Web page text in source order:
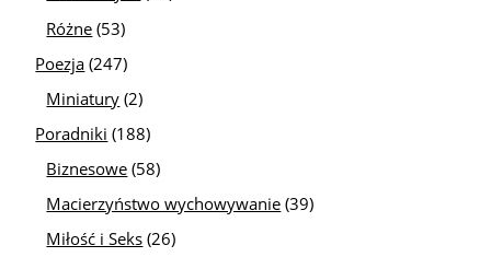
Różne (53)
Poezja (247)
Miniatury (2)
Poradniki (188)
Biznesowe (58)
Macierzyństwo wychowywanie (39)
Miłość i Seks (26)